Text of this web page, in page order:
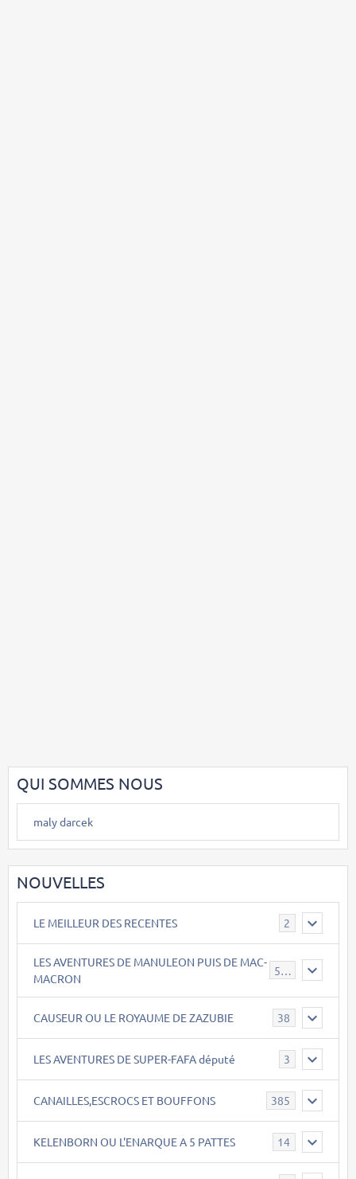
QUI SOMMES NOUS
maly darcek
NOUVELLES
LE MEILLEUR DES RECENTES 2
LES AVENTURES DE MANULEON PUIS DE MAC-
MACRON
543
CAUSEUR OU LE ROYAUME DE ZAZUBIE 38
LES AVENTURES DE SUPER-FAFA député 3
CANAILLES,ESCROCS ET BOUFFONS 385
KELENBORN OU L'ENARQUE A 5 PATTES 14